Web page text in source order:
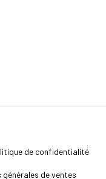
de confidentialité
générales de ventes